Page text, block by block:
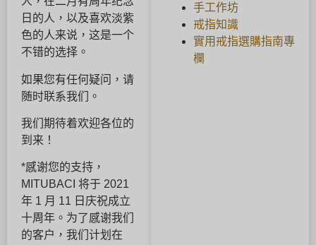
日的人，以及喜欢淡紫
色的人来说，这是一个
不错的选择。
如果您有任何疑问，请
随时联系我们。
我们期待着欢迎各位的
到来！
*感谢您的支持，
MITUBACI 将于 2021
年 1 月 11 日庆祝成立
十周年。为了感谢我们
的客户，我们计划在
手工作坊
戒指知識
實用戒指選購指南專
欄